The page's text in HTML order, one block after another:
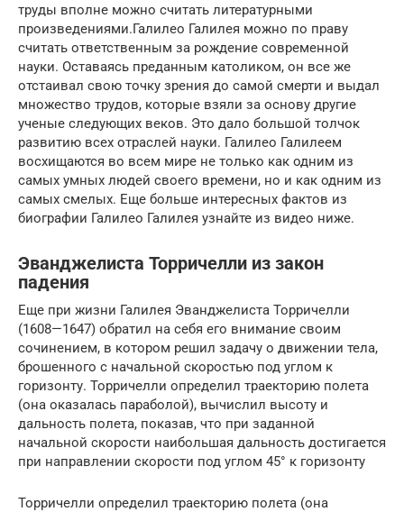
труды вполне можно считать литературными
произведениями.Галилео Галилея можно по праву
считать ответственным за рождение современной
науки. Оставаясь преданным католиком, он все же
отстаивал свою точку зрения до самой смерти и выдал
множество трудов, которые взяли за основу другие
ученые следующих веков. Это дало большой толчок
развитию всех отраслей науки. Галилео Галилеем
восхищаются во всем мире не только как одним из
самых умных людей своего времени, но и как одним из
самых смелых. Еще больше интересных фактов из
биографии Галилео Галилея узнайте из видео ниже.
Эванджелиста Торричелли из закон
падения
Еще при жизни Галилея Эванджелиста Торричелли
(1608—1647) обратил на себя его внимание своим
сочинением, в котором решил задачу о движении тела,
брошенного с начальной скоростью под углом к
горизонту. Торричелли определил траекторию полета
(она оказалась параболой), вычислил высоту и
дальность полета, показав, что при заданной
начальной скорости наибольшая дальность достигается
при направлении скорости под углом 45° к горизонту
Торричелли определил траекторию полета (она